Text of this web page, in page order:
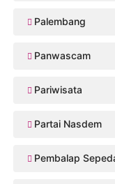
Palembang
Panwascam
Pariwisata
Partai Nasdem
Pembalap